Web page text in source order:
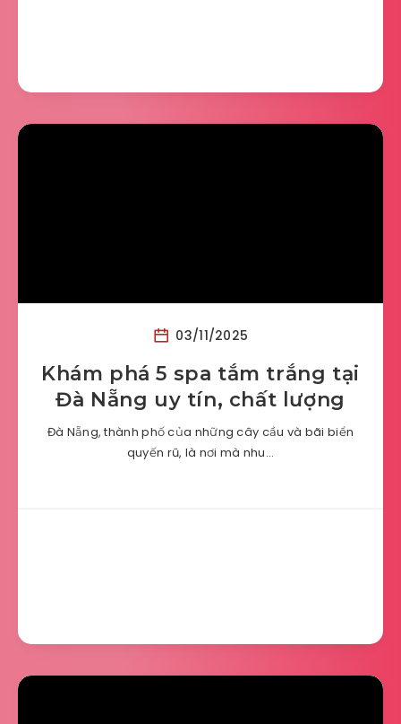
03/11/2025
Khám phá 5 spa tắm trắng tại
Đà Nẵng uy tín, chất lượng
Đà Nẵng, thành phố của những cây cầu và bãi biển
quyến rũ, là nơi mà nhu…